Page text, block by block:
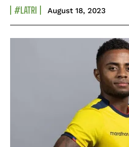
#LATRI August 18, 2023